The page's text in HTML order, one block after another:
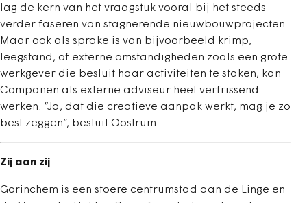
lag de kern van het vraagstuk vooral bij het steeds
verder faseren van stagnerende nieuwbouwprojecten.
Maar ook als sprake is van bijvoorbeeld krimp,
leegstand, of externe omstandigheden zoals een grote
werkgever die besluit haar activiteiten te staken, kan
Companen als externe adviseur heel verfrissend
werken. “Ja, dat die creatieve aanpak werkt, mag je zo
best zeggen”, besluit Oostrum.
Zij aan zij
Gorinchem is een stoere centrumstad aan de Linge en